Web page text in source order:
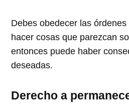
Debes obedecer las
hacer cosas que parezcan
entonces puede haber
deseadas.
Derecho a